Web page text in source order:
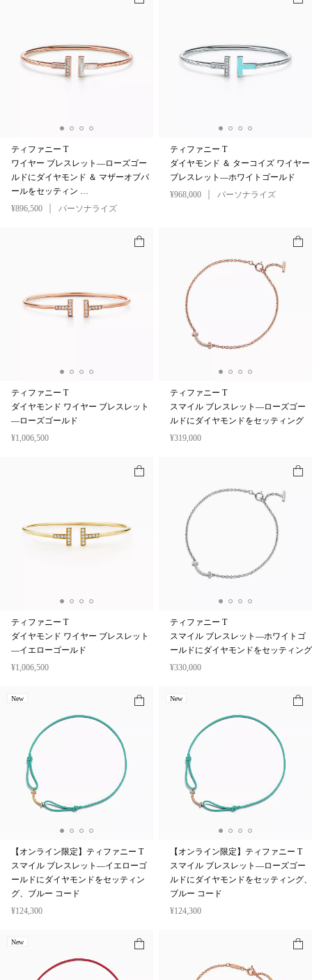
ティファニー T
ワイヤー ブレスレット—ローズゴー
ルドにダイヤモンド ＆ マザーオブパ
ールをセッティン …
¥896,500
パーソナライズ
ティファニー T
ダイヤモンド ＆ ターコイズ ワイヤー
ブレスレット—ホワイトゴールド
¥968,000
パーソナライズ
ティファニー T
ダイヤモンド ワイヤー ブレスレット
—ローズゴールド
¥1,006,500
ティファニー T
スマイル ブレスレット—ローズゴー
ルドにダイヤモンドをセッティング
¥319,000
ティファニー T
ダイヤモンド ワイヤー ブレスレット
—イエローゴールド
¥1,006,500
ティファニー T
スマイル ブレスレット—ホワイトゴ
ールドにダイヤモンドをセッティング
¥330,000
New
【オンライン限定】ティファニー T
スマイル ブレスレット—イエローゴ
ールドにダイヤモンドをセッティン
グ、ブルー コード
¥124,300
New
【オンライン限定】ティファニー T
スマイル ブレスレット—ローズゴー
ルドにダイヤモンドをセッティング、
ブルー コード
¥124,300
New